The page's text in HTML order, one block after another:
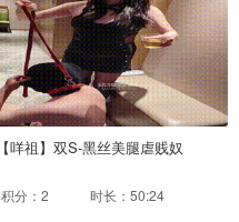
【咩祖】双S-黑丝美腿虐贱奴
积分：2 时长：50:24